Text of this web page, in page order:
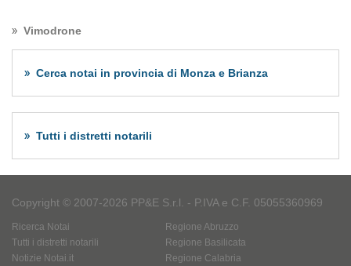
Vimodrone
Cerca notai in provincia di Monza e Brianza
Tutti i distretti notarili
Copyright © 2007-2026 PP&E S.r.l. - P.IVA e C.F. 05055360969
Ricerca Notai
Tutti i distretti notarili
Notizie Notai.it
Regione Abruzzo
Regione Basilicata
Regione Calabria